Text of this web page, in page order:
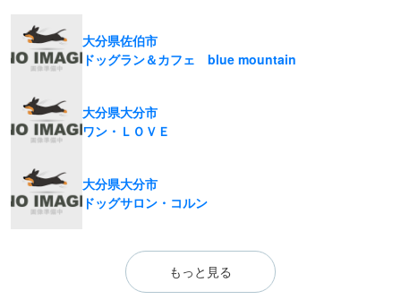
大分県佐伯市
ドッグラン＆カフェ blue mountain
大分県大分市
ワン・ＬＯＶＥ
大分県大分市
ドッグサロン・コルン
もっと見る